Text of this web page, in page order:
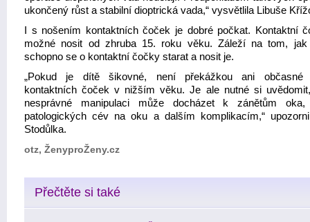
ukončený růst a stabilní dioptrická vada,“ vysvětlila Libuše
I s nošením kontaktních čoček je dobré počkat. Kontaktní
možné nosit od zhruba 15. roku věku. Záleží na tom,
schopno se o kontaktní čočky starat a nosit je.
„Pokud je dítě šikovné, není překážkou ani občasné
kontaktních čoček v nižším věku. Je ale nutné si
nesprávné manipulaci může docházet k zánětům oka,
patologických cév na oku a dalším komplikacím,“
Stodůlka.
otz, ŽenyproŽeny.cz
Přečtěte si také